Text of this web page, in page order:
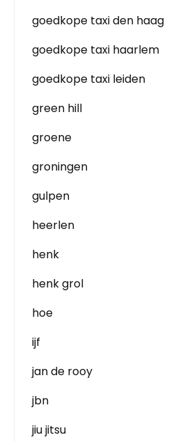
goedkope taxi den haag
goedkope taxi haarlem
goedkope taxi leiden
green hill
groene
groningen
gulpen
heerlen
henk
henk grol
hoe
ijf
jan de rooy
jbn
jiu jitsu